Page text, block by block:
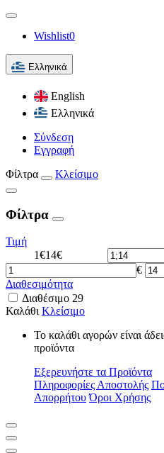
Wishlist0
Ελληνικά
English
Ελληνικά
Σύνδεση
Εγγραφή
Φίλτρα
Κλείσιμο
Φίλτρα
Τιμή
1€14€
€
Διαθεσιμότητα
Διαθέσιμο 29
Καλάθι Κλείσιμο
Το καλάθι αγορών είναι
προϊόντα
Εξερευνήστε τα Προϊόντα
Πληροφορίες Αποστολής
Απορρήτου Όροι Χρήσης